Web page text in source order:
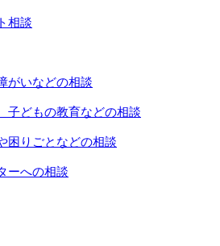
相談
がいなどの相談
子どもの教育などの相談
困りごとなどの相談
ーへの相談